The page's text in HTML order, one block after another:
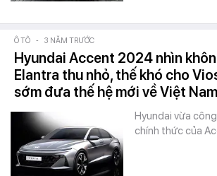
Ô TÔ - 3 NĂM TRƯỚC
Hyundai Accent 2024 nhìn
Elantra thu nhỏ, thế khó cho
sớm đưa thế hệ mới về Việt Nam
Hyundai vừa
chính thức của